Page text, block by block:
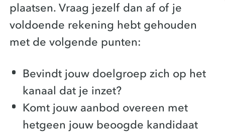
plaatsen. Vraag jezelf dan af of je
voldoende rekening hebt gehouden
met de volgende punten:
Bevindt jouw doelgroep zich op het
kanaal dat je inzet?
Komt jouw aanbod overeen met
hetgeen jouw beoogde kandidaat